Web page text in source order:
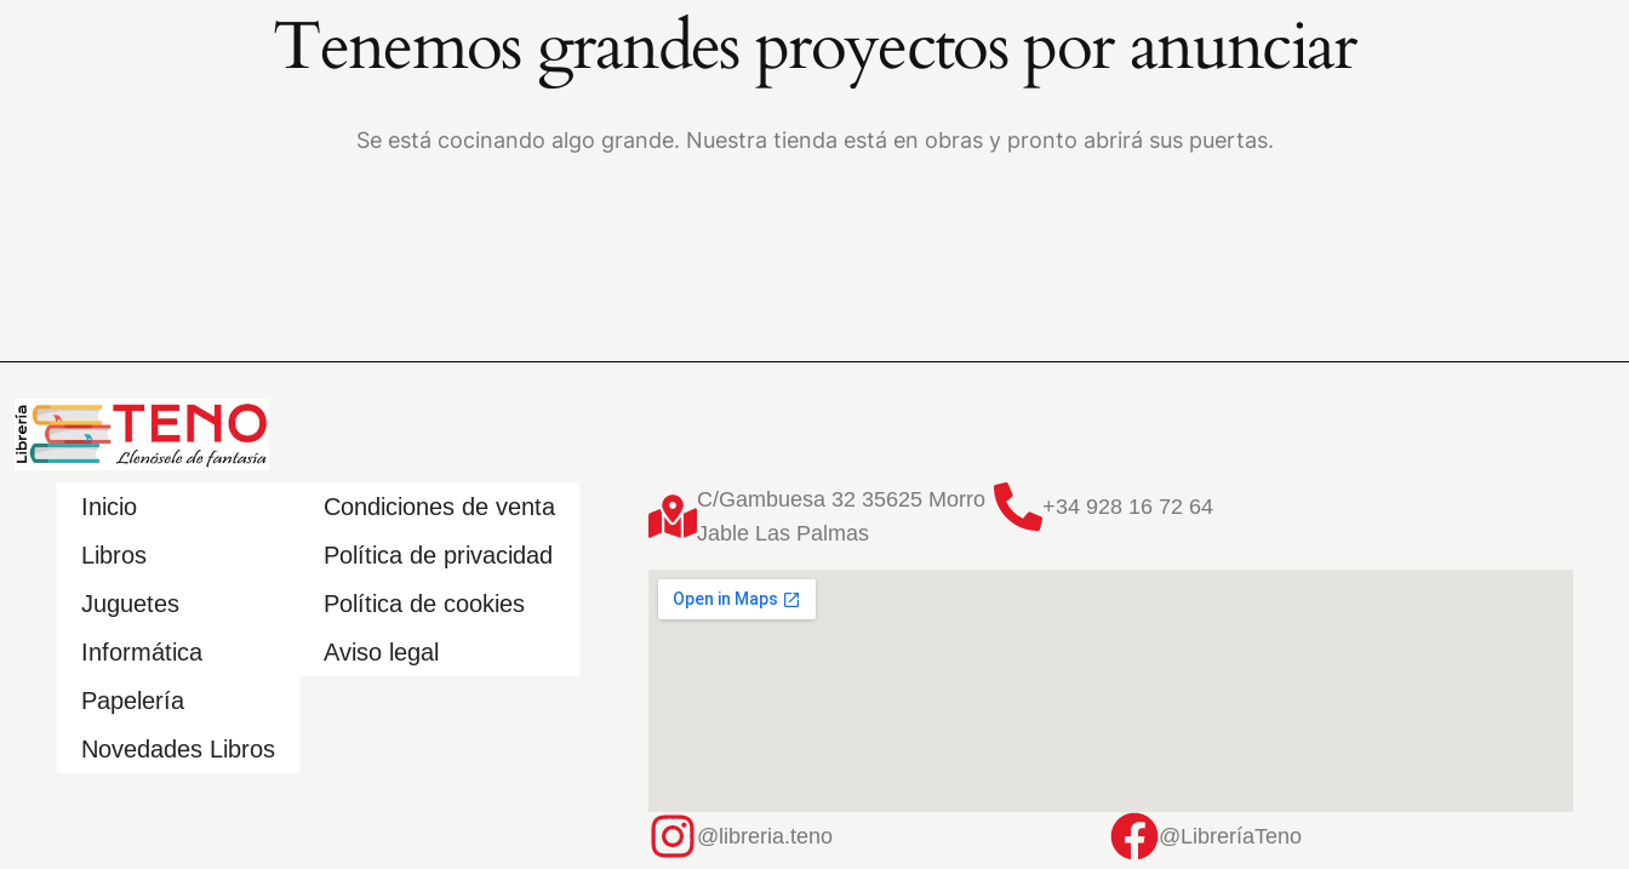
Tenemos grandes proyectos por anunciar
Se está cocinando algo grande. Nuestra tienda está en obras y pronto abrirá sus puertas.
Inicio
Libros
Juguetes
Informática
Papelería
Novedades Libros
Condiciones de venta
Política de privacidad
Política de cookies
Aviso legal
C/Gambuesa 32 35625 Morro
Jable Las Palmas
+34 928 16 72 64
@libreria.teno @LibreríaTeno